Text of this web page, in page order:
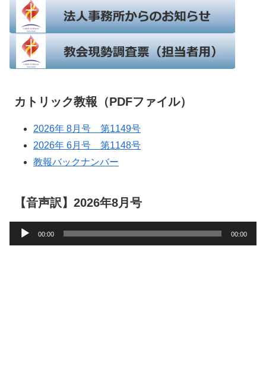
カトリック教報（PDFファイル）
2026年 8月号 第1149号
2026年 6月号 第1148号
教報バックナンバー
【音声訳】2026年8月号
声
00:00 00:00